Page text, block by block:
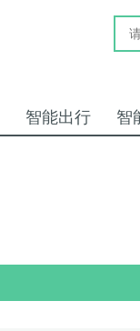
智能出行 智